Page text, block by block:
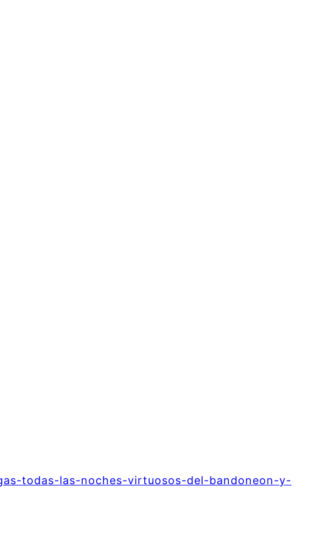
todas-las-noches-virtuosos-del-bandoneon-y-